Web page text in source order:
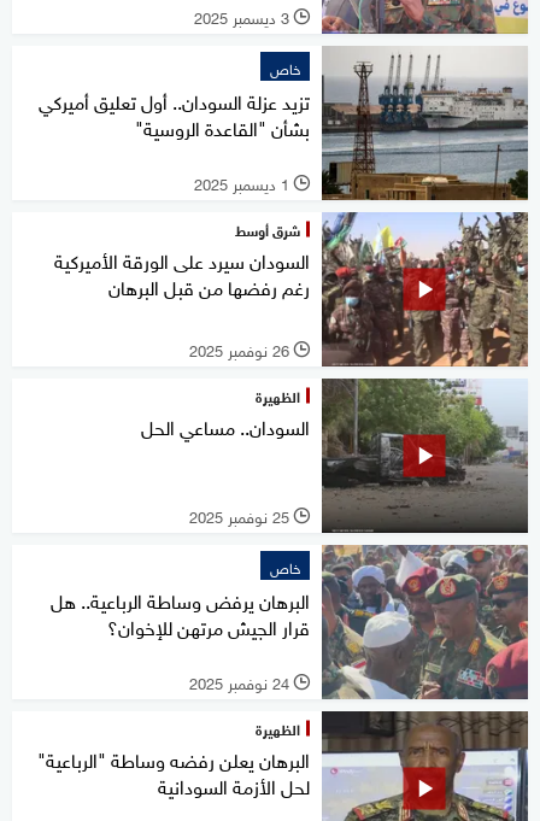
l 3 ديسمبر 2025
خاص
تزيد عزلة السودان.. أول تعليق أميركي
بشأن "القاعدة الروسية"
l 1 ديسمبر 2025
شرق أوسط
السودان سيرد على الورقة الأميركية
رغم رفضها من قبل البرهان
l 26 نوفمبر 2025
الظهيرة
السودان.. مساعي الحل
l 25 نوفمبر 2025
خاص
البرهان يرفض وساطة الرباعية.. هل
قرار الجيش مرتهن للإخوان؟
l 24 نوفمبر 2025
الظهيرة
البرهان يعلن رفضه وساطة "الرباعية"
لحل الأزمة السودانية